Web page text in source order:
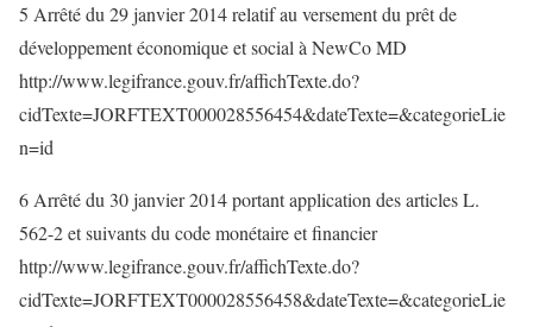
5 Arrêté du 29 janvier 2014 relatif au versement du prêt de
développement économique et social à NewCo MD
http://www.legifrance.gouv.fr/affichTexte.do?
cidTexte=JORFTEXT000028556454&dateTexte=&categorieLie
n=id
6 Arrêté du 30 janvier 2014 portant application des articles L.
562-2 et suivants du code monétaire et financier
http://www.legifrance.gouv.fr/affichTexte.do?
cidTexte=JORFTEXT000028556458&dateTexte=&categorieLie